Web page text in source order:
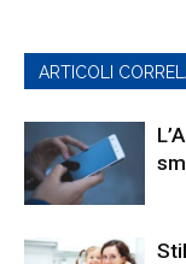
ARTICOLI